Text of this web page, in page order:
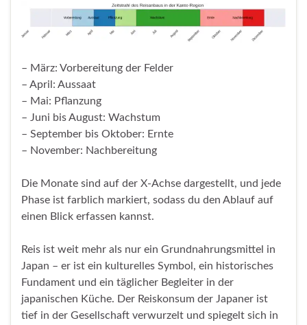
– März: Vorbereitung der Felder
– April: Aussaat
– Mai: Pflanzung
– Juni bis August: Wachstum
– September bis Oktober: Ernte
– November: Nachbereitung
Die Monate sind auf der X-Achse dargestellt, und jede
Phase ist farblich markiert, sodass du den Ablauf auf
einen Blick erfassen kannst.
Reis ist weit mehr als nur ein Grundnahrungsmittel in
Japan – er ist ein kulturelles Symbol, ein historisches
Fundament und ein täglicher Begleiter in der
japanischen Küche. Der Reiskonsum der Japaner ist
tief in der Gesellschaft verwurzelt und spiegelt sich in